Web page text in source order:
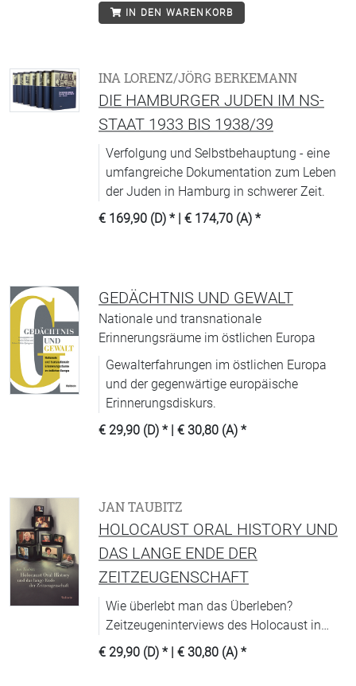
IN DEN WARENKORB
INA LORENZ/JÖRG BERKEMANN
DIE HAMBURGER JUDEN IM NS-
STAAT 1933 BIS 1938/39
Verfolgung und Selbstbehauptung - eine
umfangreiche Dokumentation zum Leben
der Juden in Hamburg in schwerer Zeit.
€ 169,90 (D) * | € 174,70 (A) *
GEDÄCHTNIS UND GEWALT
Nationale und transnationale
Erinnerungsräume im östlichen Europa
Gewalterfahrungen im östlichen Europa
und der gegenwärtige europäische
Erinnerungsdiskurs.
€ 29,90 (D) * | € 30,80 (A) *
JAN TAUBITZ
HOLOCAUST ORAL HISTORY UND
DAS LANGE ENDE DER
ZEITZEUGENSCHAFT
Wie überlebt man das Überleben?
Zeitzeugeninterviews des Holocaust in
ihrem historischen, institutionellen und
medialen Kontext.
€ 29,90 (D) * | € 30,80 (A) *